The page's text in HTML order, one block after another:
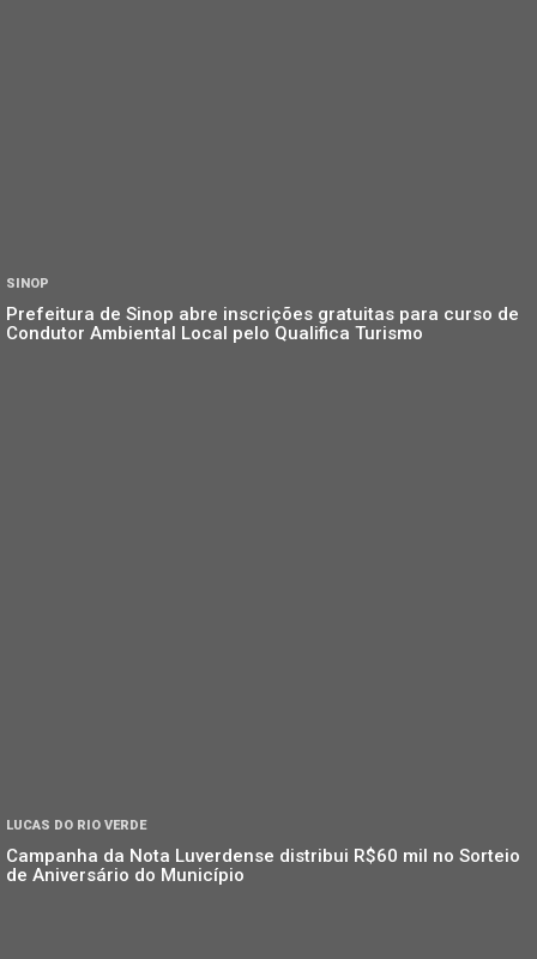
SINOP
Prefeitura de Sinop abre inscrições gratuitas para curso de
Condutor Ambiental Local pelo Qualifica Turismo
LUCAS DO RIO VERDE
Campanha da Nota Luverdense distribui R$60 mil no Sorteio
de Aniversário do Município